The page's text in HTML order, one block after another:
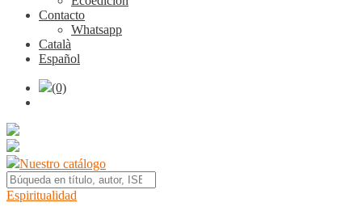
Contacto
Whatsapp
Català
Español
(0)
Nuestro catálogo
Espiritualidad